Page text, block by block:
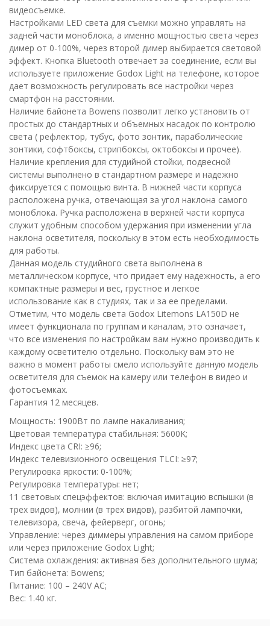
видеосъемке.
Настройками LED света для съемки можно управлять на
задней части моноблока, а именно мощностью света через
димер от 0-100%, через второй димер выбирается световой
эффект. Кнопка Bluetooth отвечает за соединение, если вы
используете приложение Godox Light на телефоне, которое
дает возможность регулировать все настройки через
смартфон на расстоянии.
Наличие байонета Bowens позволит легко установить от
простых до стандартных и объемных насадок по контролю
света ( рефлектор, тубус, фото зонтик, параболические
зонтики, софтбоксы, стрипбоксы, октобоксы и прочее).
Наличие крепления для студийной стойки, подвесной
системы выполнено в стандартном размере и надежно
фиксируется с помощью винта. В нижней части корпуса
расположена ручка, отвечающая за угол наклона самого
моноблока. Ручка расположена в верхней части корпуса
служит удобным способом удержания при изменении угла
наклона осветителя, поскольку в этом есть необходимость
для работы.
Данная модель студийного света выполнена в
металлическом корпусе, что придает ему надежность, а его
компактные размеры и вес, грустное и легкое
использование как в студиях, так и за ее пределами.
Отметим, что модель света Godox Litemons LA150D не
имеет функционала по группам и каналам, это означает,
что все изменения по настройкам вам нужно производить к
каждому осветителю отдельно. Поскольку вам это не
важно в момент работы смело используйте данную модель
осветителя для съемок на камеру или телефон в видео и
фотосъемках.
Гарантия 12 месяцев.
Мощность: 1900Вт по лампе накаливания;
Цветовая температура стабильная: 5600K;
Индекс цвета CRI: ≥96;
Индекс телевизионного освещения TLCI: ≥97;
Регулировка яркости: 0-100%;
Регулировка температуры: нет;
11 световых спецэффектов: включая имитацию вспышки (в
трех видов), молнии (в трех видов), разбитой лампочки,
телевизора, свеча, фейерверг, огонь;
Управление: через диммеры управления на самом приборе
или через приложение Godox Light;
Система охлаждения: активная без дополнительного шума;
Тип байонета: Bowens;
Питание: 100 – 240V AC;
Вес: 1.40 кг.